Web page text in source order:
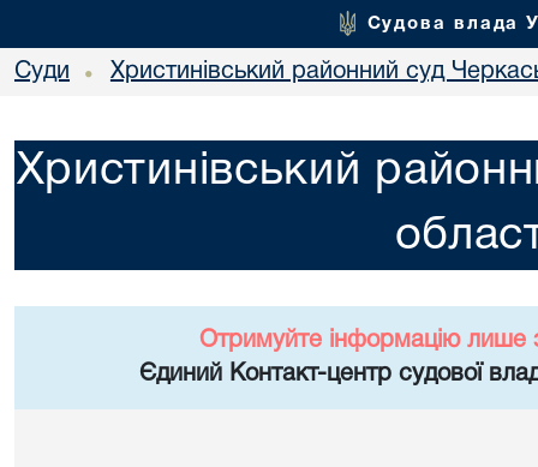
Судова влада
Суди • Христинівський районний суд
Христинівський
Отримуйте інформацію лише
Єдиний Контакт-центр судової